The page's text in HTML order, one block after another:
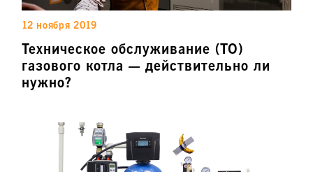
12 ноября 2019
Техническое обслуживание (ТО)
газового котла — действительно ли
нужно?